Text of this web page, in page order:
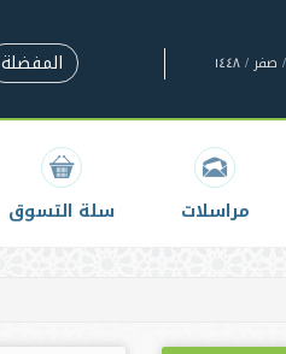
المفضلة
مراسلات سلة التسوق